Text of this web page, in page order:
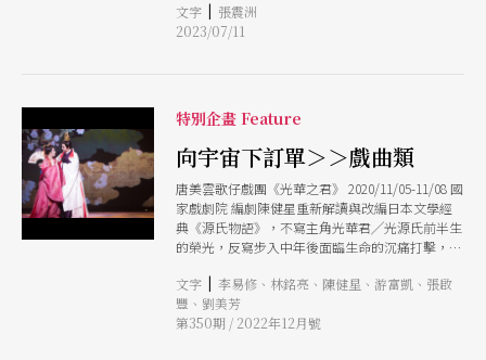
戲曲中心多功能廳，帶領觀眾體驗一趟趟穿越之
旅，從歷史縫隙潛入戲曲平行宇宙，探尋那些被遺
文字 | 張震洲
2023/07/11
特別企畫 Feature
向宇宙下訂單＞＞戲曲類
唐美雲歌仔戲團《光華之君》 2020/11/05-11/08 國
家戲劇院 編劇陳健星重新解讀與改編日本文學經
典《源氏物語》，不寫主角光華君╱光源氏前半生
的榮光，反寫步入中年後面臨生命的沉痛打擊，包
架構上，編劇添入作者藤夫人╱紫式部為其中角
色，開啟書寫內外的情節對照與情感相應，此角色
更特邀「台灣京劇小天后」黃宇琳跨界詮釋。《光
文字 | 李易修、林銘亮、陳健星、游富凱、張啟
豐、劉美芳
第350期 / 2022年12月號